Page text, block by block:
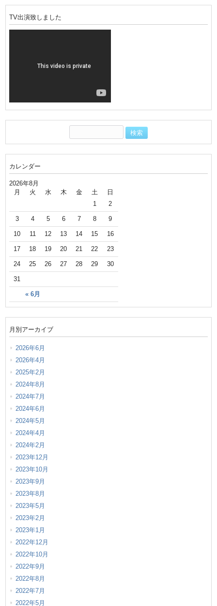
TV出演致しました
カレンダー
2026年8月
月 火 水 木 金 土 日
« 6月
1 2
3 4 5 6 7 8 9
10 11 12 13 14 15 16
17 18 19 20 21 22 23
24 25 26 27 28 29 30
31
月別アーカイブ
2026年6月
2026年4月
2025年2月
2024年8月
2024年7月
2024年6月
2024年5月
2024年4月
2024年2月
2023年12月
2023年10月
2023年9月
2023年8月
2023年5月
2023年2月
2023年1月
2022年12月
2022年10月
2022年9月
2022年8月
2022年7月
2022年5月